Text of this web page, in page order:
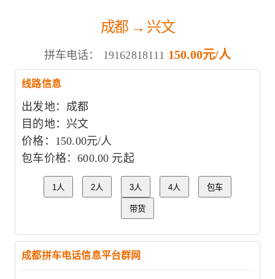
成都 → 兴文
拼车电话： 19162818111 150.00元/人
线路信息
出发地：成都
目的地：兴文
价格：150.00元/人
包车价格：600.00 元起
1人 2人 3人 4人 包车
带货
成都拼车电话信息平台群网